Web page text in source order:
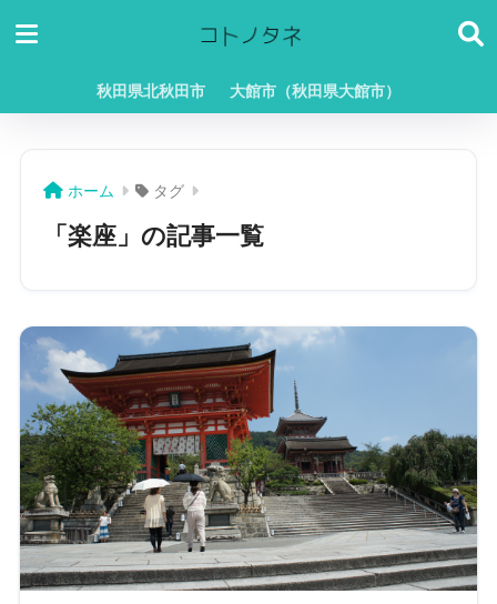
秋田県北秋田市 大館市（秋田県大館市）
ホーム タグ
「楽座」の記事一覧